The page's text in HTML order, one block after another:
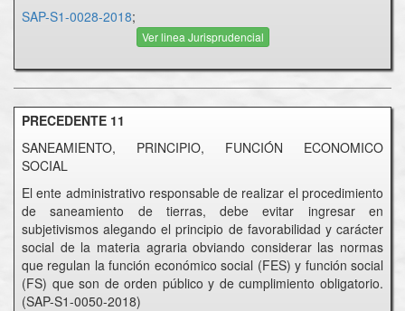
SAP-S1-0028-2018;
Ver linea Jurisprudencial
PRECEDENTE 11
SANEAMIENTO, PRINCIPIO, FUNCIÓN ECONOMICO
SOCIAL
El ente administrativo responsable de realizar el procedimiento
de saneamiento de tierras, debe evitar ingresar en
subjetivismos alegando el principio de favorabilidad y carácter
social de la materia agraria obviando considerar las normas
que regulan la función económico social (FES) y función social
(FS) que son de orden público y de cumplimiento obligatorio.
(SAP-S1-0050-2018)